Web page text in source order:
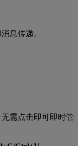
息传递。
需点击即可即时管